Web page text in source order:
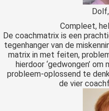
Compleet,
De coachmatrix is een
tegenhanger van de
matrix in met feiten,
hierdoor ‘gedwongen’
probleem-oplossend te
de vier